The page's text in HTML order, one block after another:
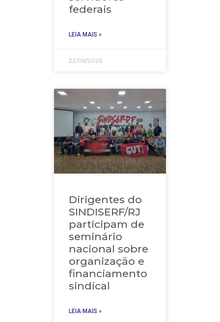
federais
LEIA MAIS »
22/06/2026
Dirigentes do
SINDISERF/RJ
participam de
seminário
nacional sobre
organização e
financiamento
sindical
LEIA MAIS »